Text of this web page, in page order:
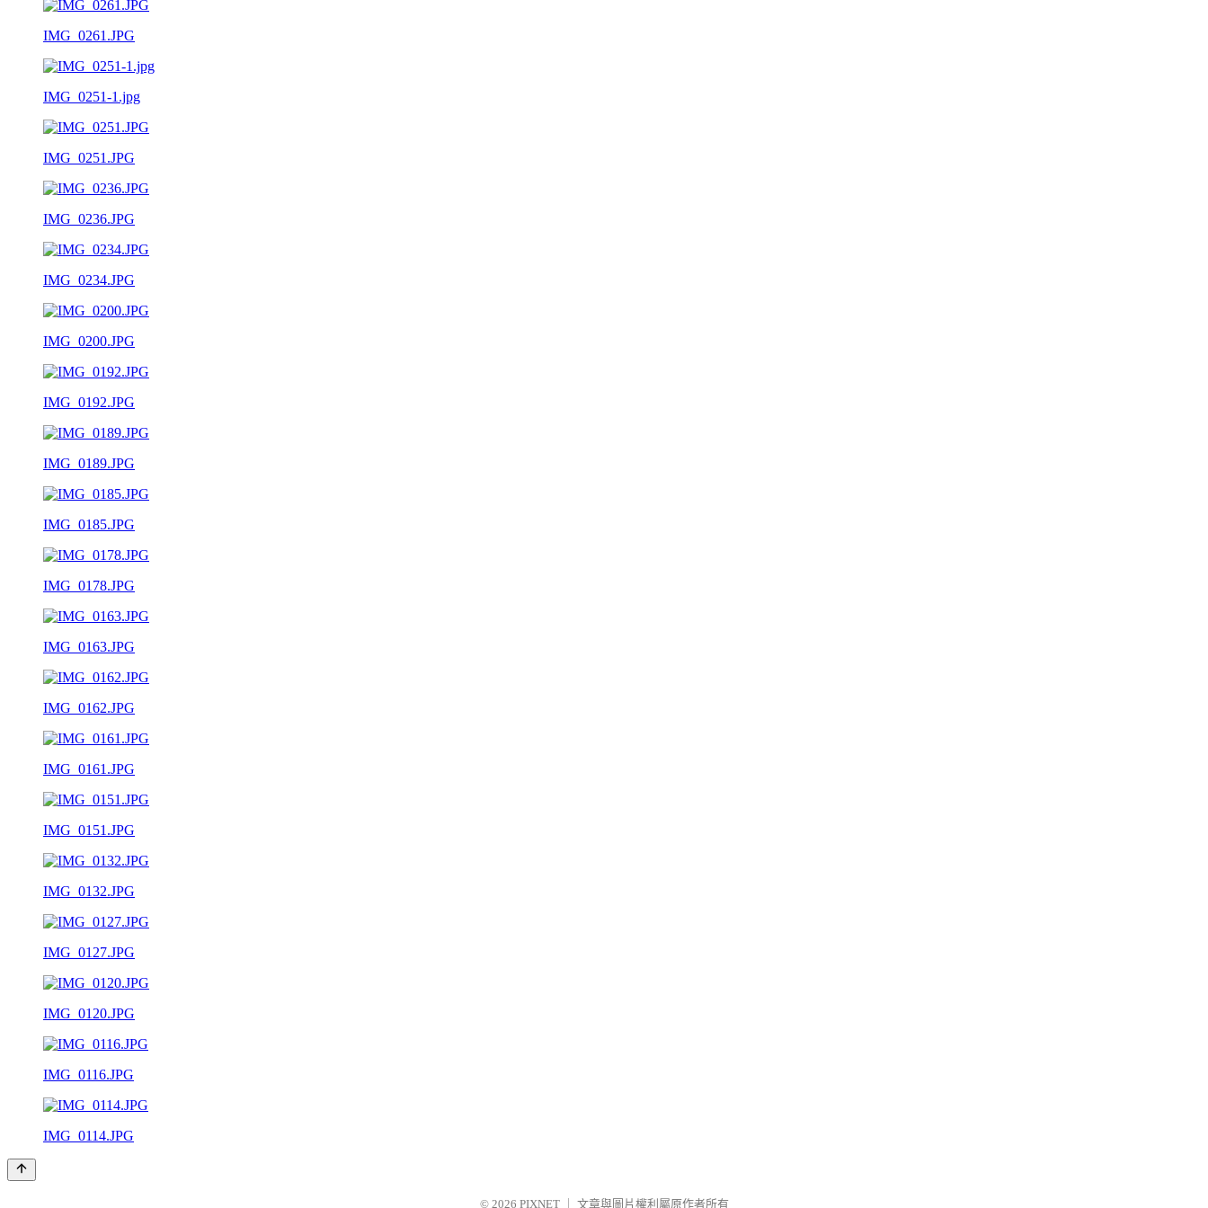
IMG_0261.JPG
IMG_0251-1.jpg
IMG_0251.JPG
IMG_0236.JPG
IMG_0234.JPG
IMG_0200.JPG
IMG_0192.JPG
IMG_0189.JPG
IMG_0185.JPG
IMG_0178.JPG
IMG_0163.JPG
IMG_0162.JPG
IMG_0161.JPG
IMG_0151.JPG
IMG_0132.JPG
IMG_0127.JPG
IMG_0120.JPG
IMG_0116.JPG
IMG_0114.JPG
© 2026 PIXNET 文章與圖片權利屬原作者所有